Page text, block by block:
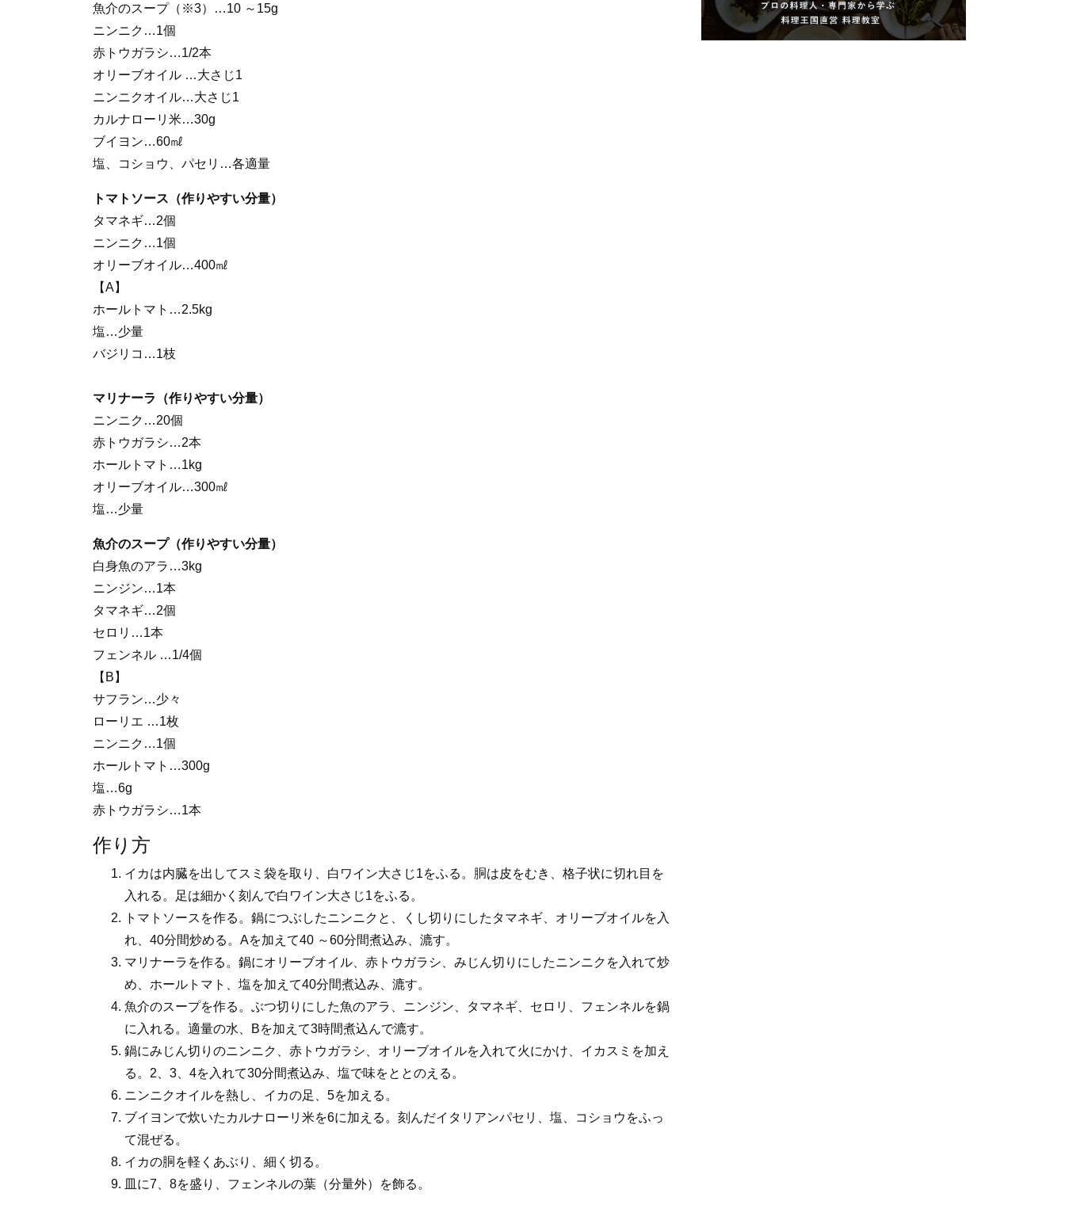
魚介のスープ（※3）…10 ～15g
ニンニク…1個
赤トウガラシ…1/2本
オリーブオイル …大さじ1
ニンニクオイル…大さじ1
カルナローリ米…30g
ブイヨン…60㎖
塩、コショウ、パセリ…各適量
トマトソース（作りやすい分量）
タマネギ…2個
ニンニク…1個
オリーブオイル…400㎖
【A】
ホールトマト…2.5kg
塩…少量
バジリコ…1枝
マリナーラ（作りやすい分量）
ニンニク…20個
赤トウガラシ…2本
ホールトマト…1kg
オリーブオイル…300㎖
塩…少量
魚介のスープ（作りやすい分量）
白身魚のアラ…3kg
ニンジン…1本
タマネギ…2個
セロリ…1本
フェンネル …1/4個
【B】
サフラン…少々
ローリエ …1枚
ニンニク…1個
ホールトマト…300g
塩…6g
赤トウガラシ…1本
作り方
イカは内臓を出してスミ袋を取り、白ワイン大さじ1をふる。胴は皮をむき、格子状に切れ目を
入れる。足は細かく刻んで白ワイン大さじ1をふる。
トマトソースを作る。鍋につぶしたニンニクと、くし切りにしたタマネギ、オリーブオイルを入
れ、40分間炒める。Aを加えて40 ～60分間煮込み、漉す。
マリナーラを作る。鍋にオリーブオイル、赤トウガラシ、みじん切りにしたニンニクを入れて炒
め、ホールトマト、塩を加えて40分間煮込み、漉す。
魚介のスープを作る。ぶつ切りにした魚のアラ、ニンジン、タマネギ、セロリ、フェンネルを鍋
に入れる。適量の水、Bを加えて3時間煮込んで漉す。
鍋にみじん切りのニンニク、赤トウガラシ、オリーブオイルを入れて火にかけ、イカスミを加え
る。2、3、4を入れて30分間煮込み、塩で味をととのえる。
ニンニクオイルを熱し、イカの足、5を加える。
ブイヨンで炊いたカルナローリ米を6に加える。刻んだイタリアンパセリ、塩、コショウをふっ
て混ぜる。
イカの胴を軽くあぶり、細く切る。
皿に7、8を盛り、フェンネルの葉（分量外）を飾る。